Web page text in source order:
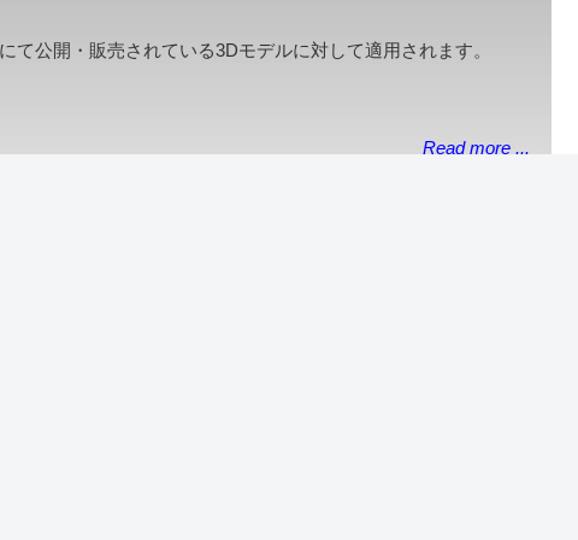
て公開・販売されている3Dモデルに対して適用されます。
Read more ...